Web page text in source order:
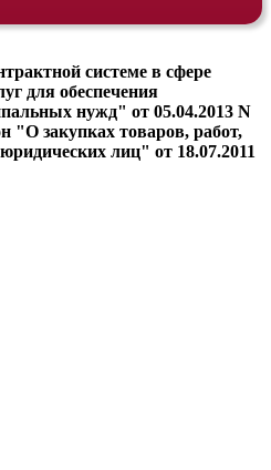
системе в сфере
для обеспечения
нужд" от 05.04.2013 N
"О закупках товаров, работ,
лиц" от 18.07.2011